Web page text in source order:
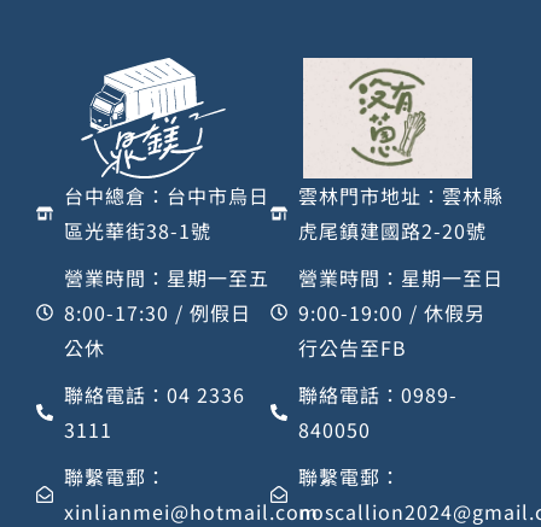
台中總倉：台中市烏日
區光華街38-1號
營業時間：星期一至五
8:00-17:30 / 例假日
公休
聯絡電話：04 2336
3111
聯繫電郵：
xinlianmei@hotmail.com
雲林門市地址：雲林縣
虎尾鎮建國路2-20號
營業時間：星期一至日
9:00-19:00 / 休假另
行公告至FB
聯絡電話：0989-
840050
聯繫電郵：